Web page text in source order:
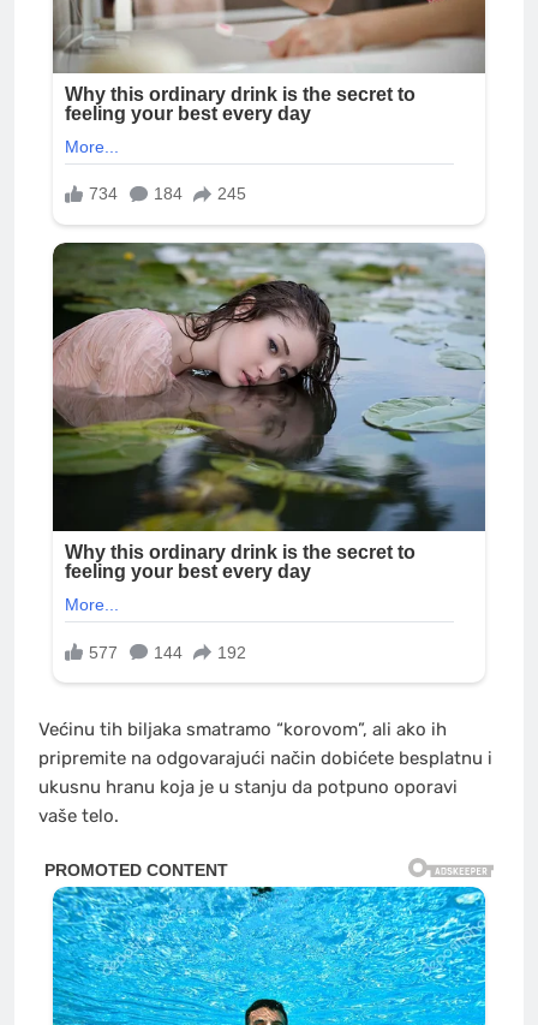
Većinu tih biljaka smatramo “korovom”, ali ako ih
pripremite na odgovarajući način dobićete besplatnu i
ukusnu hranu koja je u stanju da potpuno oporavi
vaše telo.